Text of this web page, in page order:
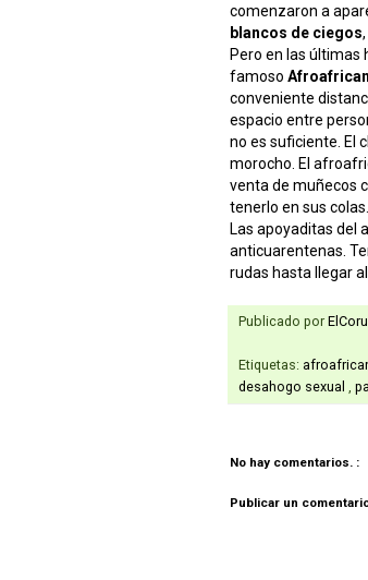
comenzaron a
blancos de ciegos
Pero en las últimas
famoso
conveniente
espacio entre
no es suficiente. El
morocho. El
venta de muñecos
tenerlo en sus colas.
Las apoyaditas del
anticuarentenas.
rudas hasta llegar
Publicado por
Etiquetas:
desahogo sexual
No hay comentarios. :
Publicar un